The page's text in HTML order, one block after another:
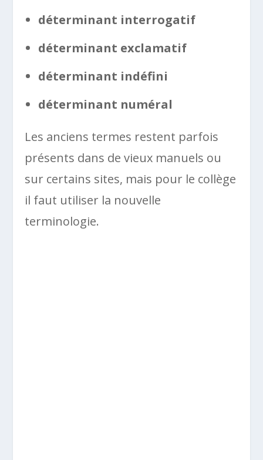
déterminant interrogatif
déterminant exclamatif
déterminant indéfini
déterminant numéral
Les anciens termes restent parfois
présents dans de vieux manuels ou
sur certains sites, mais pour le collège
il faut utiliser la nouvelle
terminologie.